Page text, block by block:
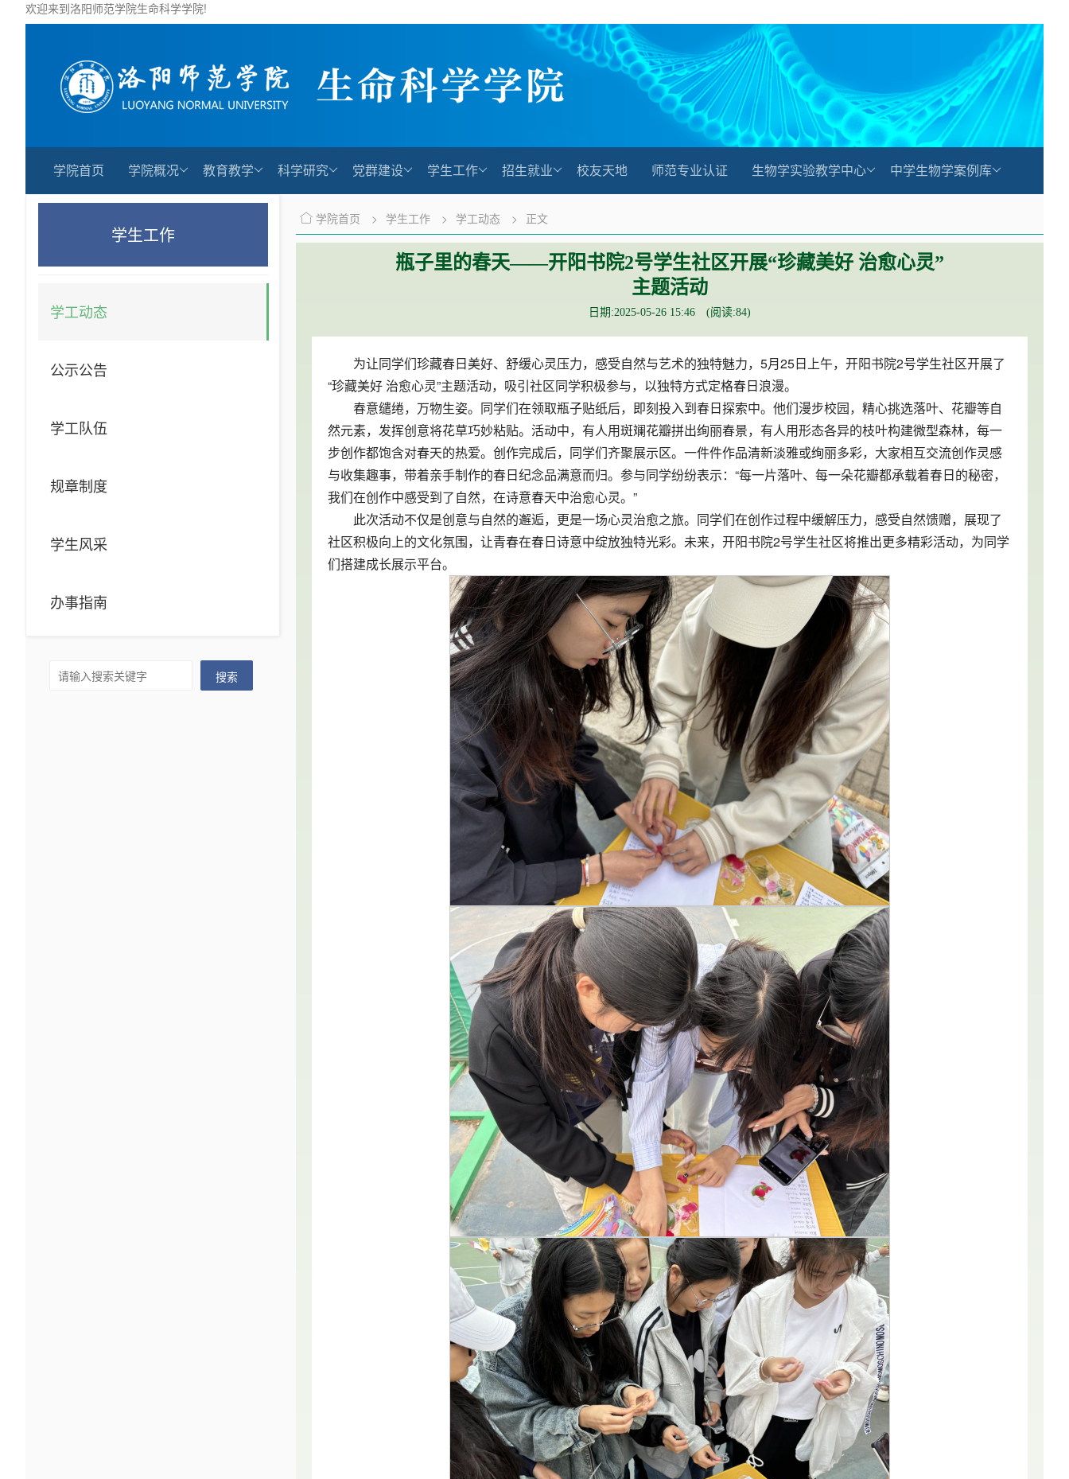
欢迎来到洛阳师范学院生命科学学院!
学院首页 学院概况 教育教学 科学研究 党群建设 学生工作 招生就业 校友天地 师范专业认证 生物学实验教学中心 中学生物学案例库
学生工作
学工动态
公示公告
学工队伍
规章制度
学生风采
办事指南
搜索
学院首页 > 学生工作 > 学工动态 > 正文
瓶子里的春天——开阳书院2号学生社区开展“珍藏美好 治愈心灵”
主题活动
日期:2025-05-26 15:46 (阅读:84)
为让同学们珍藏春日美好、舒缓心灵压力，感受自然与艺术的独特魅力，5月25日上午，开阳书院2号学生社区开展了
“珍藏美好 治愈心灵”主题活动，吸引社区同学积极参与，以独特方式定格春日浪漫。
春意缱绻，万物生姿。同学们在领取瓶子贴纸后，即刻投入到春日探索中。他们漫步校园，精心挑选落叶、花瓣等自
然元素，发挥创意将花草巧妙粘贴。活动中，有人用斑斓花瓣拼出绚丽春景，有人用形态各异的枝叶构建微型森林，每一
步创作都饱含对春天的热爱。创作完成后，同学们齐聚展示区。一件件作品清新淡雅或绚丽多彩，大家相互交流创作灵感
与收集趣事，带着亲手制作的春日纪念品满意而归。参与同学纷纷表示：“每一片落叶、每一朵花瓣都承载着春日的秘密，
我们在创作中感受到了自然，在诗意春天中治愈心灵。”
此次活动不仅是创意与自然的邂逅，更是一场心灵治愈之旅。同学们在创作过程中缓解压力，感受自然馈赠，展现了
社区积极向上的文化氛围，让青春在春日诗意中绽放独特光彩。未来，开阳书院2号学生社区将推出更多精彩活动，为同学
们搭建成长展示平台。